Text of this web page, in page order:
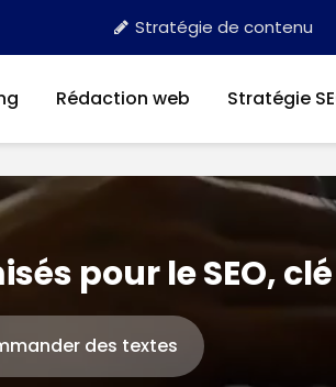
Stratégie de contenu
Rédaction web Stratégie
pour le SEO,
des textes